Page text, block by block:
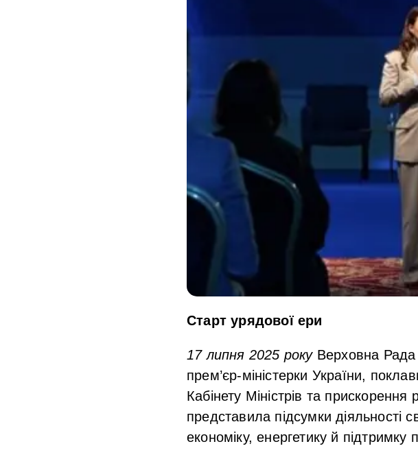
Старт урядової ери
17 липня 2025 рокуВерховна Рада
прем’єр-міністерки України,
Кабінету Міністрів та
представила підсумки діяльності
економіку, енергетику й